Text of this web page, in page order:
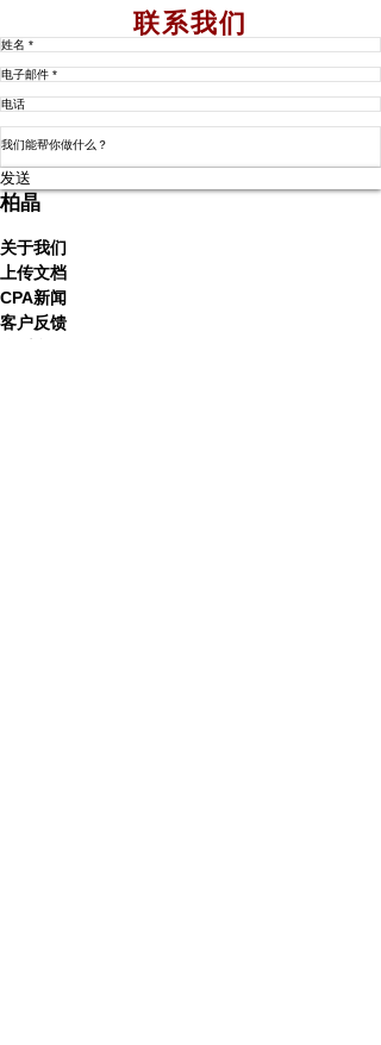
联系我们
发送
柏晶
关于我们
上传文档
CPA新闻
​客户反馈